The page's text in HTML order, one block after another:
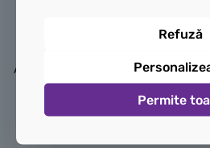
Apoi, detașează dragonul de
bază pentru povești
interactive. Ambele figurine
Refuză
Permite